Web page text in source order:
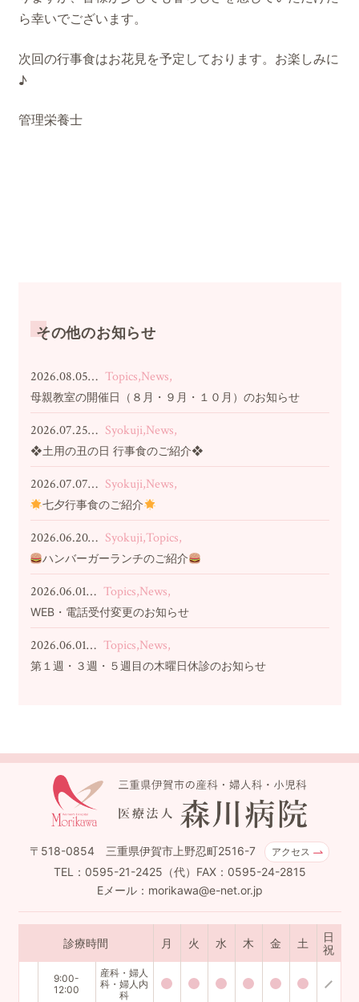
ら幸いでございます。
次回の行事食はお花見を予定しております。お楽しみに
♪
管理栄養士
その他のお知らせ
2026.08.05… Topics,News,
母親教室の開催日（８月・９月・１０月）のお知らせ
2026.07.25… Syokuji,News,
❖土用の丑の日 行事食のご紹介❖
2026.07.07… Syokuji,News,
七夕行事食のご紹介
2026.06.20… Syokuji,Topics,
ハンバーガーランチのご紹介
2026.06.01… Topics,News,
WEB・電話受付変更のお知らせ
2026.06.01… Topics,News,
第１週・３週・５週目の木曜日休診のお知らせ
〒518-0854 三重県伊賀市上野忍町2516-7 アクセス
TEL：0595-21-2425（代）FAX：0595-24-2815
Eメール：morikawa@e-net.or.jp
診療時間 月 火 水 木 金 土
日
祝
9:00-
12:00
産科・婦人
科・婦人内
科